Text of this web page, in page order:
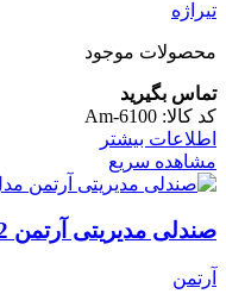
تیراژه
محصولات موجود
تماس بگیرید
کد کالا: Am-6100
اطلاعات بیشتر
مشاهده سریع
صندلی مدیریتی آرتمن Artman MSM 202
آرتمن